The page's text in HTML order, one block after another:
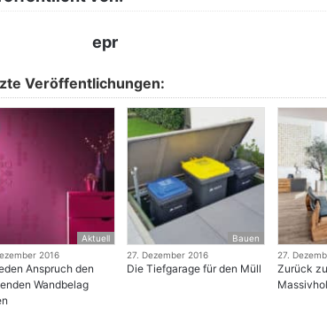
epr
Veröffentlichungen:
Aktuell
2016
Anspruch den
Wandbelag
Bauen
27. Dezember 2016
Die Tiefgarage für den Müll
27.
Zurück